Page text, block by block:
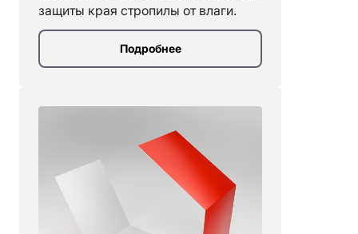
защиты края стропилы от влаги.
Подробнее